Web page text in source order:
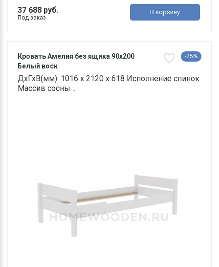
37 688 руб.
Под заказ
В корзину
Кровать Амелия без ящика 90х200
Белый воск
-25%
ДхГхВ(мм): 1016 х 2120 х 618 Исполнение спинок:
Массив сосны ..